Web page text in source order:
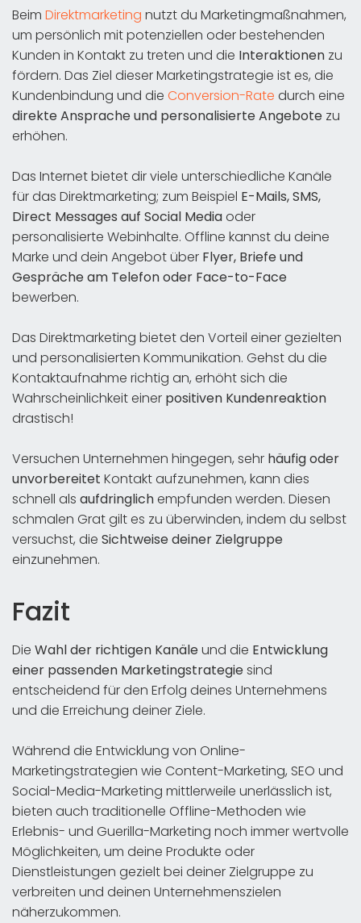
Beim Direktmarketing nutzt du Marketingmaßnahmen,
um persönlich mit potenziellen oder bestehenden
Kunden in Kontakt zu treten und die Interaktionen zu
fördern. Das Ziel dieser Marketingstrategie ist es, die
Kundenbindung und die Conversion-Rate durch eine
direkte Ansprache und personalisierte Angebote zu
erhöhen.
Das Internet bietet dir viele unterschiedliche Kanäle
für das Direktmarketing; zum Beispiel E-Mails, SMS,
Direct Messages auf Social Mediaoder
personalisierte Webinhalte. Offline kannst du deine
Marke und dein Angebot über Flyer, Briefe und
Gespräche am Telefon oder Face-to-Face
bewerben.
Das Direktmarketing bietet den Vorteil einer gezielten
und personalisierten Kommunikation. Gehst du die
Kontaktaufnahme richtig an, erhöht sich die
Wahrscheinlichkeit einer positiven Kundenreaktion
drastisch!
Versuchen Unternehmen hingegen, sehr häufig oder
unvorbereitet Kontakt aufzunehmen, kann dies
schnell als aufdringlichempfunden werden. Diesen
schmalen Grat gilt es zu überwinden, indem du selbst
versuchst, die Sichtweise deiner Zielgruppe
einzunehmen.
Fazit
Die Wahl der richtigen Kanäleund die Entwicklung
einer passenden Marketingstrategiesind
entscheidend für den Erfolg deines Unternehmens
und die Erreichung deiner Ziele.
Während die Entwicklung von Online-
Marketingstrategien wie Content-Marketing, SEO und
Social-Media-Marketing mittlerweile unerlässlich ist,
bieten auch traditionelle Offline-Methoden wie
Erlebnis- und Guerilla-Marketing noch immer wertvolle
Möglichkeiten, um deine Produkte oder
Dienstleistungen gezielt bei deiner Zielgruppe zu
verbreiten und deinen Unternehmenszielen
näherzukommen.